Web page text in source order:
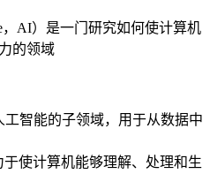
，AI）是一门研究如何使计算机
的领域
工智能的子领域，用于从数据中
于使计算机能够理解、处理和生